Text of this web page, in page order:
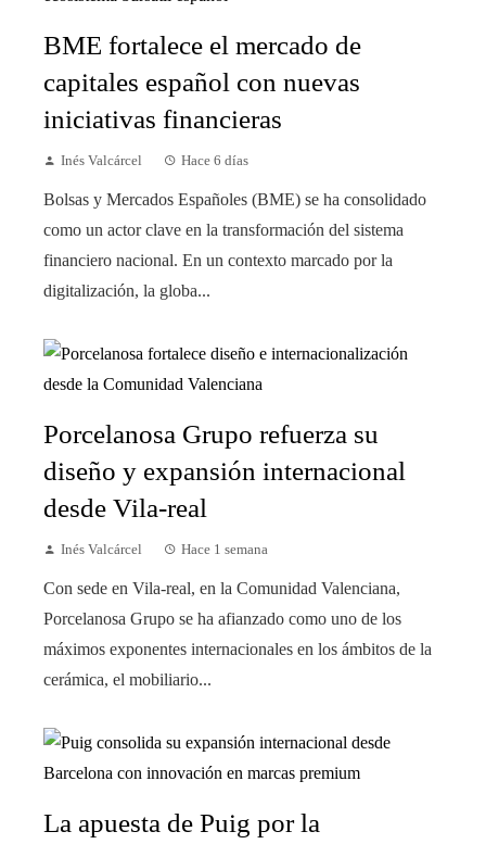
BME fortalece el mercado de
capitales español con nuevas
iniciativas financieras
Inés Valcárcel Hace 6 días
Bolsas y Mercados Españoles (BME) se ha consolidado
como un actor clave en la transformación del sistema
financiero nacional. En un contexto marcado por la
digitalización, la globa...
Porcelanosa Grupo refuerza su
diseño y expansión internacional
desde Vila-real
Inés Valcárcel Hace 1 semana
Con sede en Vila-real, en la Comunidad Valenciana,
Porcelanosa Grupo se ha afianzado como uno de los
máximos exponentes internacionales en los ámbitos de la
cerámica, el mobiliario...
La apuesta de Puig por la